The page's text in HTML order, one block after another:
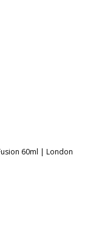
60ml | London